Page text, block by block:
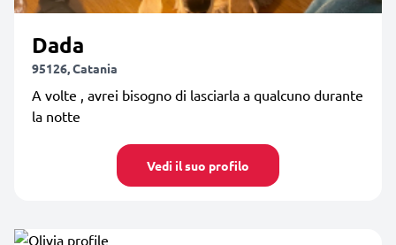
Dada
95126, Catania
A volte , avrei bisogno di lasciarla a qualcuno durante
la notte
Vedi il suo profilo